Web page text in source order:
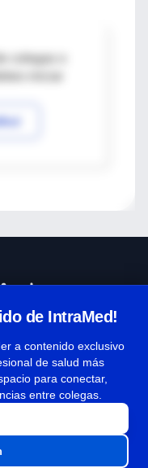
colegas o
de IntraMed!
a contenido exclusivo
de salud más
para conectar,
entre colegas.
1997-2026